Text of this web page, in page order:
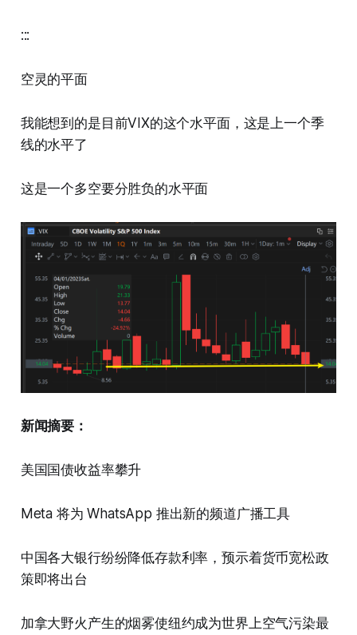
:::
空灵的平面
我能想到的是目前VIX的这个水平面，这是上一个季
线的水平了
这是一个多空要分胜负的水平面
新闻摘要：
美国国债收益率攀升
Meta 将为 WhatsApp 推出新的频道广播工具
中国各大银行纷纷降低存款利率，预示着货币宽松政
策即将出台
加拿大野火产生的烟雾使纽约成为世界上空气污染最